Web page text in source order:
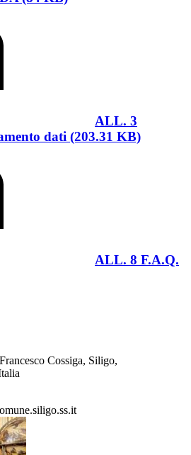
ALL. 3
dati (203.31 KB)
ALL. 8 F.A.Q.
Cossiga, Siligo,